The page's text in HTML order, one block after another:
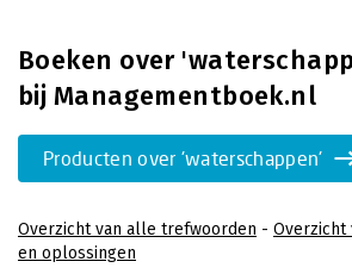
Boeken over
bij Managementboek.nl
Producten over 'waterschappen'
Overzicht van alle trefwoorden - Overzicht
en oplossingen